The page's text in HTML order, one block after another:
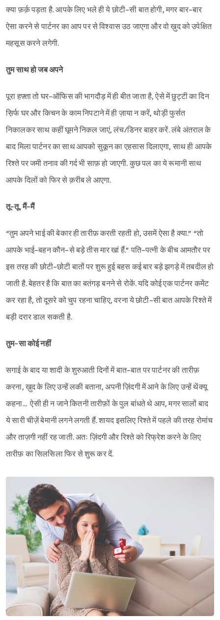
क्या फ़र्क़ पड़ता है. आपके लिए भले ही ये छोटी-सी बात होगी, मगर बार-बार
ऐसा करने से पार्टनर का आप पर से विश्‍वास उठ जाएगा और वो ख़ुद को उपेक्षित
महसूस करने लगेगी.
तुम साथ हो जब अपने
पूरा हफ़्ता तो घर-ऑफिस की भागदौड़ में ही बीत जाता है, ऐसे में छुट्टी का दिन
स़िर्फ घर और किचन के काम निपटाने में ही ज़ाया न करें, थोड़ी फुर्सत
निकालकर साथ कहीं घूमने निकल जाएं, लंच/डिनर बाहर करें. लंबे अंतराल के
बाद मिला पार्टनर का साथ आपको सुकून का एहसास दिलाएगा, साथ ही आपके
रिश्ते पर जमी तनाव की गर्द भी साफ़ हो जाएगी. कुछ पल का ये रूमानी साथ
आपके दिलों को फिर से क़रीब ले आएगा.
तू-तू, मैं-मैं
“तुम अपने भाई की बेकार ही तारीफ़ करती रहती हो, उसमें ऐसा है क्या.” “तो
आपके भाई-बहन कौन-से बड़े तीस मार खां हैं.” पति-पत्नी के बीच आमतौर पर
इस तरह की छोटी-छोटी बातों पर शुरू हुई बहस कई बार बड़े झगड़े में तबदील हो
जाती है. बेहतर है कि बात का बतंगड़ बनने से रोकें. यदि कोई एक पार्टनर कमेंट
कर रहा है, तो दूसरे को चुप रहना चाहिए, वरना ये छोटी-सी बात आपके रिश्ते में
बड़ी दरार डाल सकती है.
तुम-सा कोई नहीं
सगाई के बाद या शादी के शुरुआती दिनों में बात-बात पर पार्टनर की तारीफ़
करना, ख़ुद के लिए उन्हें लकी बताना, अपनी ज़िंदगी में आने के लिए उन्हें थेंक्यू
कहना... ऐसी ही न जाने कितनी तारीफ़ों के पुल बांधते थे आप, मगर सालों बाद
ये सारी चीज़ें बेमानी लगने लगती हैं. शायद इसलिए रिश्ते में पहले की तरह रोमांच
और ताज़गी नहीं रह जाती. अतः ज़िंदगी और रिश्ते को रिफ्रेश करने के लिए
तारीफ़ का सिलसिला फिर से शुरू कर दें.